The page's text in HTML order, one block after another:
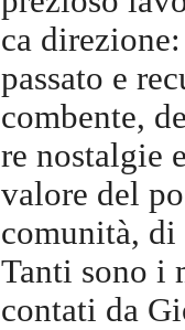
ca
passato e
combente,
re nostalgie
valore del
comunità, di
Tanti sono i
contati da